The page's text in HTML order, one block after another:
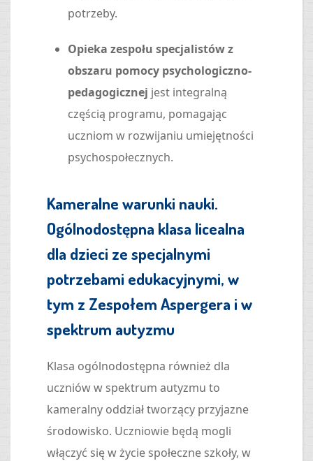
potrzeby.
Opieka zespołu specjalistów z
obszaru pomocy psychologiczno-
pedagogicznej jest integralną
częścią programu, pomagając
uczniom w rozwijaniu umiejętności
psychospołecznych.
Kameralne warunki nauki.
Ogólnodostępna klasa licealna
dla dzieci ze specjalnymi
potrzebami edukacyjnymi, w
tym z Zespołem Aspergera i w
spektrum autyzmu
Klasa ogólnodostępna również dla
uczniów w spektrum autyzmu to
kameralny oddział tworzący przyjazne
środowisko. Uczniowie będą mogli
włączyć się w życie społeczne szkoły, w